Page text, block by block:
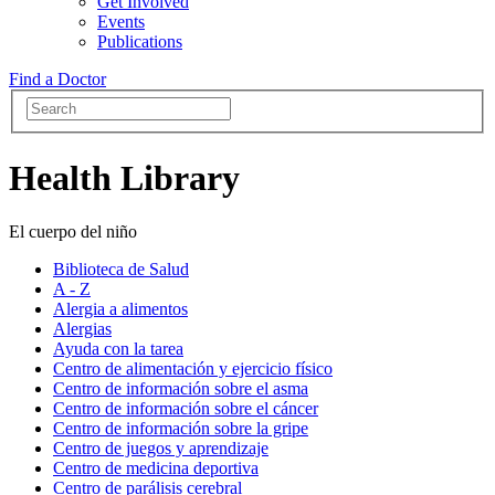
Events
Publications
Find a Doctor
Health Library
El cuerpo del niño
Biblioteca de Salud
A - Z
Alergia a alimentos
Alergias
Ayuda con la tarea
Centro de alimentación y ejercicio físico
Centro de información sobre el asma
Centro de información sobre el cáncer
Centro de información sobre la gripe
Centro de juegos y aprendizaje
Centro de medicina deportiva
Centro de parálisis cerebral